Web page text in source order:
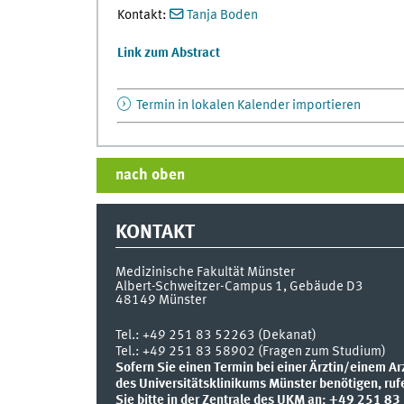
Kontakt: Tanja Boden
Link zum Abstract
Termin in lokalen Kalender importieren
nach oben
KONTAKT
Medizinische Fakultät Münster
Albert-Schweitzer-Campus 1, Gebäude D3
48149 Münster
Tel.: +49 251 83 52263 (Dekanat)
Tel.: +49 251 83 58902 (Fragen zum Studium)
Sofern Sie einen Termin bei einer Ärztin/einem
des Universitätsklinikums Münster benötigen,
Sie bitte in der Zentrale des UKM an: +49 251 83